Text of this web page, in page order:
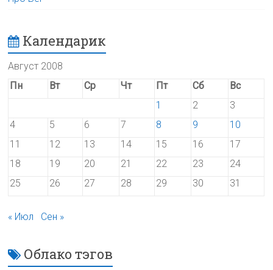
Календарик
Август 2008
Пн
Вт Ср Чт Пт Сб
Вс
1
2
3
4
5 6 7 8 9
10
11
12 13 14 15 16
17
18
19 20 21 22 23
24
25
26 27 28 29 30 31
« Июл Сен »
Облако тэгов